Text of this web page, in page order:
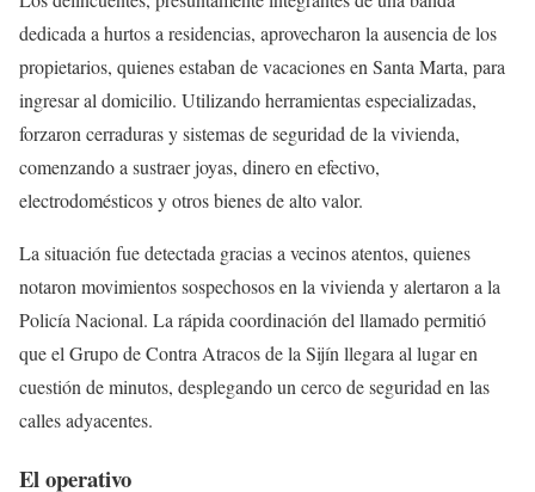
dedicada a hurtos a residencias, aprovecharon la ausencia de los
propietarios, quienes estaban de vacaciones en Santa Marta, para
ingresar al domicilio. Utilizando herramientas especializadas,
forzaron cerraduras y sistemas de seguridad de la vivienda,
comenzando a sustraer joyas, dinero en efectivo,
electrodomésticos y otros bienes de alto valor.
La situación fue detectada gracias a vecinos atentos, quienes
notaron movimientos sospechosos en la vivienda y alertaron a la
Policía Nacional. La rápida coordinación del llamado permitió
que el Grupo de Contra Atracos de la Sijín llegara al lugar en
cuestión de minutos, desplegando un cerco de seguridad en las
calles adyacentes.
El operativo